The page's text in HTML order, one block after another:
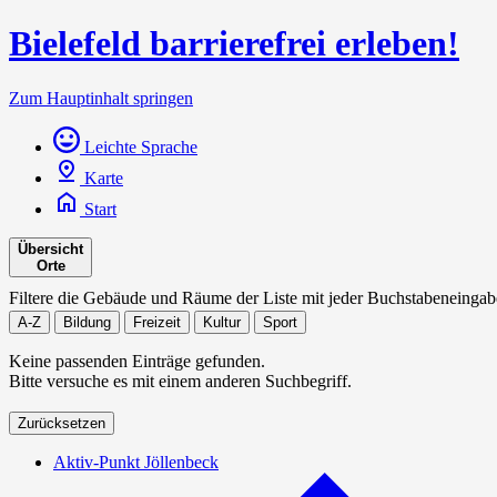
Bielefeld barrierefrei erleben!
Zum Hauptinhalt springen
Leichte Sprache
Karte
Start
Übersicht
Orte
Filtere die Gebäude und Räume der Liste mit jeder
A-Z Bildung Freizeit Kultur Sport
Keine passenden Einträge gefunden.
Bitte versuche es mit einem anderen Suchbegriff.
Zurücksetzen
Aktiv-Punkt Jöllenbeck